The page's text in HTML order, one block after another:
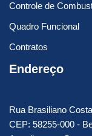
Controle de
Quadro Funcional
Contratos
Endereço
Rua Brasiliano
CEP: 58255-000 -